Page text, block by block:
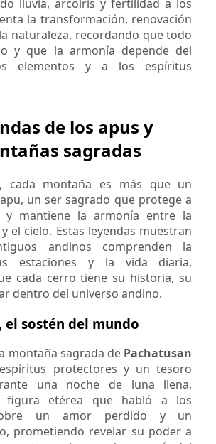
lluvia, arcoíris y fertilidad a los
la transformación, renovación
naturaleza, recordando que todo
y que la armonía depende del
elementos y a los espíritus
de los apus y
sagradas
cada montaña es más que un
un ser sagrado que protege a
y mantiene la armonía entre la
el cielo. Estas leyendas muestran
andinos comprenden la
estaciones y la vida diaria,
cada cerro tiene su historia, su
dentro del universo andino.
el sostén del mundo
montaña sagrada de Pachatusan
protectores y un tesoro
una noche de luna llena,
figura etérea que habló a los
un amor perdido y un
prometiendo revelar su poder a